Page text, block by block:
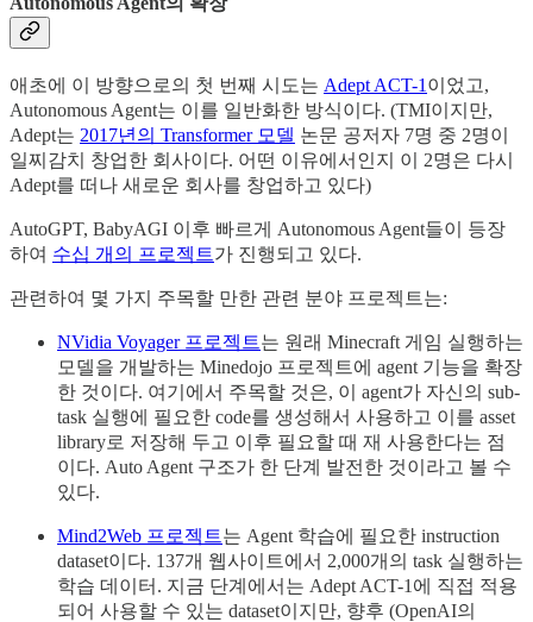
애초에 이 방향으로의 첫 번째 시도는 Adept ACT-1 이었고,
Autonomous Agent는 이를 일반화한 방식이다. (TMI이지만,
Adept는 2017년의 Transformer 모델 논문 공저자 7명 중 2명이
일찌감치 창업한 회사이다. 어떤 이유에서인지 이 2명은 다시
Adept를 떠나 새로운 회사를 창업하고 있다)
AutoGPT, BabyAGI 이후 빠르게 Autonomous Agent들이 등장
하여 수십 개의 프로젝트가 진행되고 있다.
관련하여 몇 가지 주목할 만한 관련 분야 프로젝트는:
NVidia Voyager 프로젝트는 원래 Minecraft 게임 실행하는
모델을 개발하는 Minedojo 프로젝트에 agent 기능을 확장
한 것이다. 여기에서 주목할 것은, 이 agent가 자신의 sub-
task 실행에 필요한 code를 생성해서 사용하고 이를 asset
library로 저장해 두고 이후 필요할 때 재 사용한다는 점
이다. Auto Agent 구조가 한 단계 발전한 것이라고 볼 수
있다.
Mind2Web 프로젝트는 Agent 학습에 필요한 instruction
dataset이다. 137개 웹사이트에서 2,000개의 task 실행하는
학습 데이터. 지금 단계에서는 Adept ACT-1에 직접 적용
되어 사용할 수 있는 dataset이지만, 향후 (OpenAI의